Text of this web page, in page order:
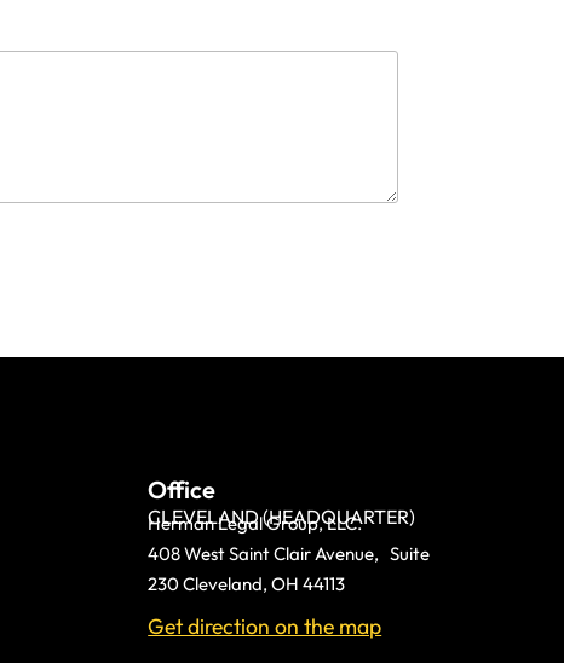
Office
CLEVELAND (HEADQUARTER)
Herman Legal Group, LLC.
408 West Saint Clair Avenue, Suite
230 Cleveland, OH 44113
Get direction on the map